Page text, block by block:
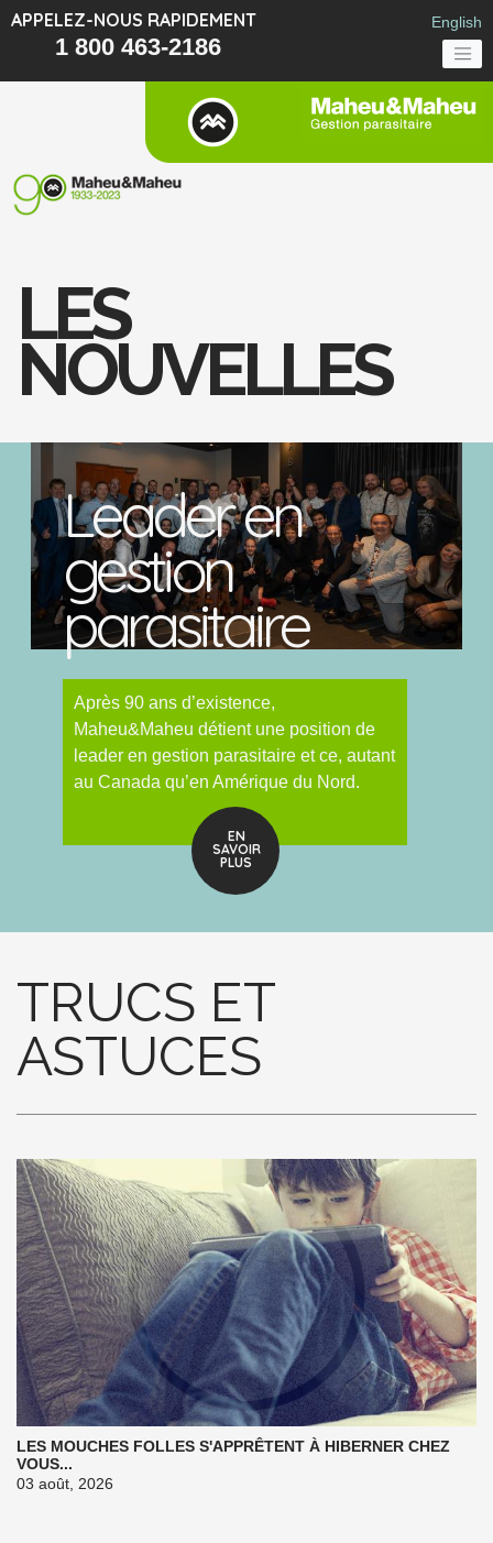
APPELEZ-NOUS RAPIDEMENT
1 800 463-2186
English
LES
NOUVELLES
Leader en
gestion
parasitaire
Après 90 ans d’existence,
Maheu&Maheu détient une position de
leader en gestion parasitaire et ce, autant
au Canada qu’en Amérique du Nord.
EN
SAVOIR
PLUS
TRUCS ET
ASTUCES
LES MOUCHES FOLLES S'APPRÊTENT À HIBERNER CHEZ
VOUS...
03 août, 2026